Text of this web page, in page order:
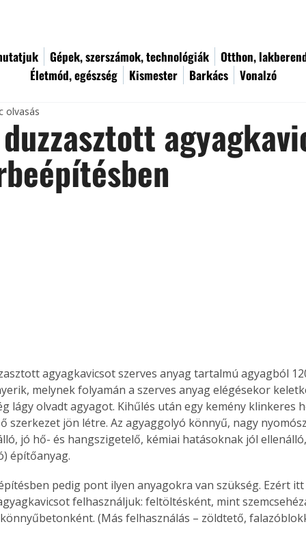
Gépek, szerszámok, technológiák
Otthon,
Életmód, egészség
Kismester Barkács Vonalzó
olvasás
agyagkavicsot szerves anyag tartalmú agyagból
melynek folyamán a szerves anyag elégé­sekor
lágy olvadt agyagot. Kihűlés után egy kemény klinkeres
szerkezet jön létre. Az agyaggolyó könnyű, nagy
jó hő- és hangszigetelő, kémiai hatásoknak jól
építőanyag.
felhasználjuk: feltöltésként, mint
(Más felhasználás – zöldtető,